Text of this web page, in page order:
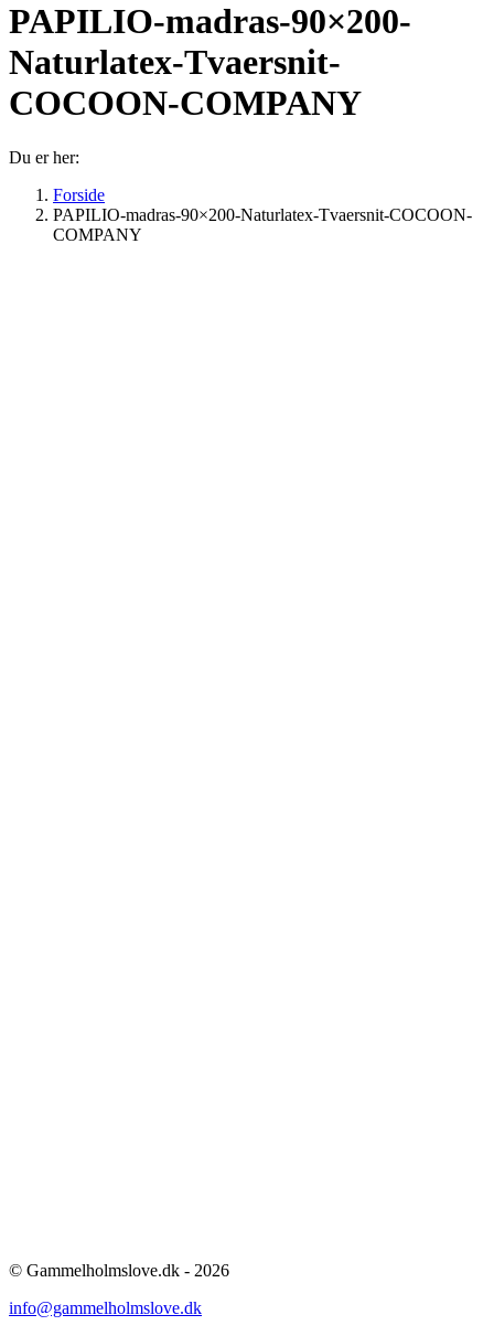
PAPILIO-madras-90×200-
Naturlatex-Tvaersnit-
COCOON-COMPANY
Du er her:
Forside
PAPILIO-madras-90×200-Naturlatex-Tvaersnit-COCOON-
COMPANY
© Gammelholmslove.dk - 2026
info@gammelholmslove.dk